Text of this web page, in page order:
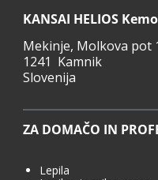
KANSAI HELIOS
Mekinje, Molkova pot
1241 Kamnik
Slovenija
ZA DOMAČO IN
Lepila